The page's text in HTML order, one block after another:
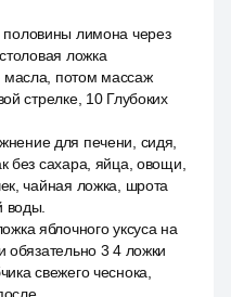
лимона через
ложка
масла, потом массаж
стрелке, 10 Глубоких
для печени, сидя,
без сахара, яйца, овощи,
чайная ложка, шрота
воды.
яблочного уксуса на
обязательно 3 4 ложки
свежего чеснока,